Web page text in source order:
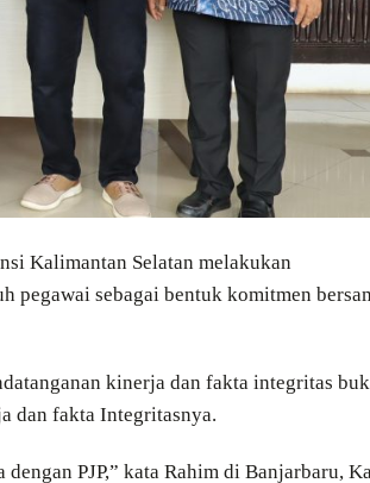
Kalimantan Selatan melakukan
pegawai sebagai bentuk komitmen
kinerja dan fakta integritas
dan fakta Integritasnya.
PJP,” kata Rahim di Banjarbaru,